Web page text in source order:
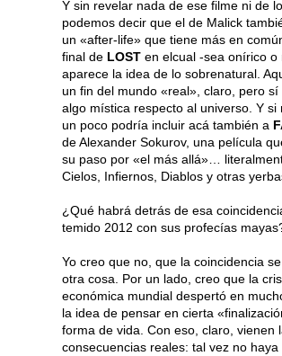
Y sin revelar nada de ese filme ni de
podemos decir que el de Malick
un «after-life» que tiene más en
final de LOST en elcual -sea onírico o
aparece la idea de lo sobrenatural.
un fin del mundo «real», claro, pero sí
algo mística respecto al universo. Y si
un poco podría incluir acá también a
de Alexander Sokurov, una película
su paso por «el más allá»…
Cielos, Infiernos, Diablos y otras
¿Qué habrá detrás de esa
temido 2012 con sus profecías
Yo creo que no, que la coincidencia
otra cosa. Por un lado, creo que la
económica mundial despertó en
la idea de pensar en cierta
forma de vida. Con eso, claro, vienen
consecuencias reales: tal vez no haya